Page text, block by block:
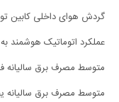
گردش هوای داخلی کابین
عملکرد اتوماتیک هوشمند
متوسط مصرف برق سالیانه
متوسط مصرف برق سالیانه